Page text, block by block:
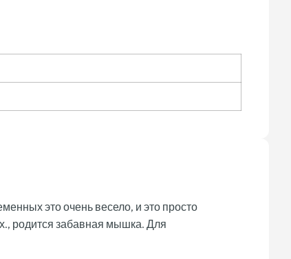
это очень весело, и это просто
родится забавная мышка. Для